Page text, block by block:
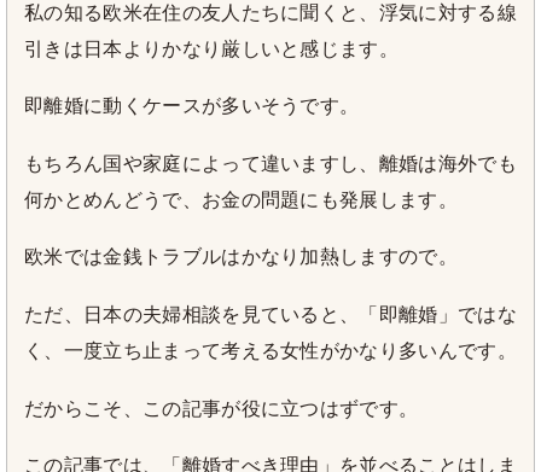
私の知る欧米在住の友人たちに聞くと、浮気に対する線
引きは日本よりかなり厳しいと感じます。
即離婚に動くケースが多いそうです。
もちろん国や家庭によって違いますし、離婚は海外でも
何かとめんどうで、お金の問題にも発展します。
欧米では金銭トラブルはかなり加熱しますので。
ただ、日本の夫婦相談を見ていると、「即離婚」ではな
く、一度立ち止まって考える女性がかなり多いんです。
だからこそ、この記事が役に立つはずです。
この記事では、「離婚すべき理由」を並べることはしま